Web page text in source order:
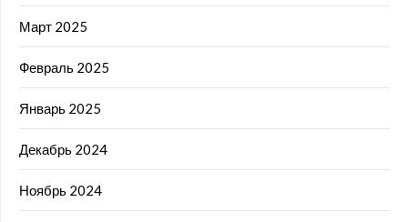
Март 2025
Февраль 2025
Январь 2025
Декабрь 2024
Ноябрь 2024